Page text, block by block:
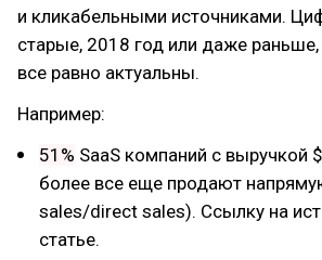
и кликабельными источниками.
старые, 2018 год или даже
все равно актуальны.
Например:
51% SaaS компаний с выручкой
более все еще продают
sales/direct sales). Ссылку на
статье.